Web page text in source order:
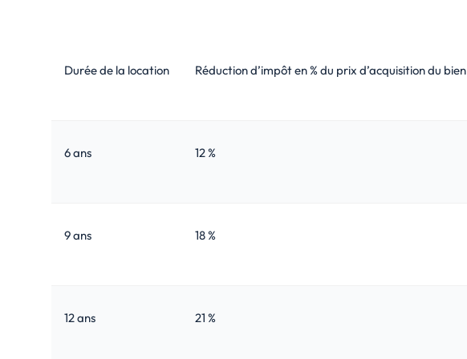
Durée de la location Réduction d’impôt en % du prix d’acquisition du bien
6 ans 12 %
9 ans 18 %
12 ans 21 %